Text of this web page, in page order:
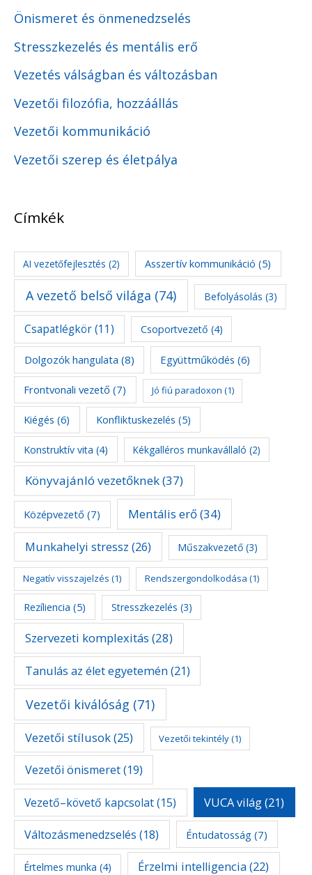
Önismeret és önmenedzselés
Stresszkezelés és mentális erő
Vezetés válságban és változásban
Vezetői filozófia, hozzáállás
Vezetői kommunikáció
Vezetői szerep és életpálya
Címkék
AI vezetőfejlesztés (2) Asszertív kommunikáció (5)
A vezető belső világa (74) Befolyásolás (3)
Csapatlégkör(11) Csoportvezető (4)
Dolgozók hangulata (8) Együttműködés (6)
Frontvonali vezető (7) Jó fiú paradoxon (1)
Kiégés (6) Konfliktuskezelés (5)
Konstruktív vita (4) Kékgalléros munkavállaló (2)
Könyvajánló vezetőknek(37)
Középvezető (7) Mentális erő(34)
Munkahelyi stressz (26) Műszakvezető (3)
Negatív visszajelzés (1) Rendszergondolkodása (1)
Rezíliencia (5) Stresszkezelés (3)
Szervezeti komplexitás (28)
Tanulás az élet egyetemén(21)
Vezetői kiválóság (71)
Vezetői stílusok(25) Vezetői tekintély(1)
Vezetői önismeret(19)
Vezető–követő kapcsolat(15) VUCA világ(21)
Változásmenedzselés (18) Éntudatosság (7)
Értelmes munka (4) Érzelmi intelligencia(22)